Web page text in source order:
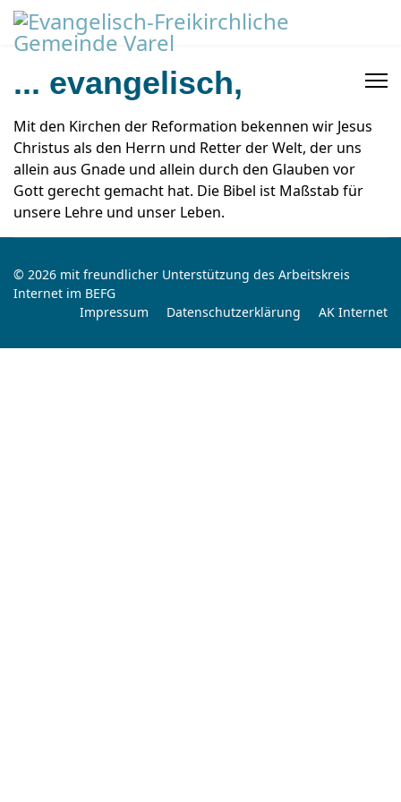
... evangelisch,
Mit den Kirchen der Reformation bekennen wir Jesus
Christus als den Herrn und Retter der Welt, der uns
allein aus Gnade und allein durch den Glauben vor
Gott gerecht gemacht hat. Die Bibel ist Maßstab für
unsere Lehre und unser Leben.
© 2026 mit freundlicher Unterstützung des Arbeitskreis
Internet im BEFG
Impressum
Datenschutzerklärung AK Internet